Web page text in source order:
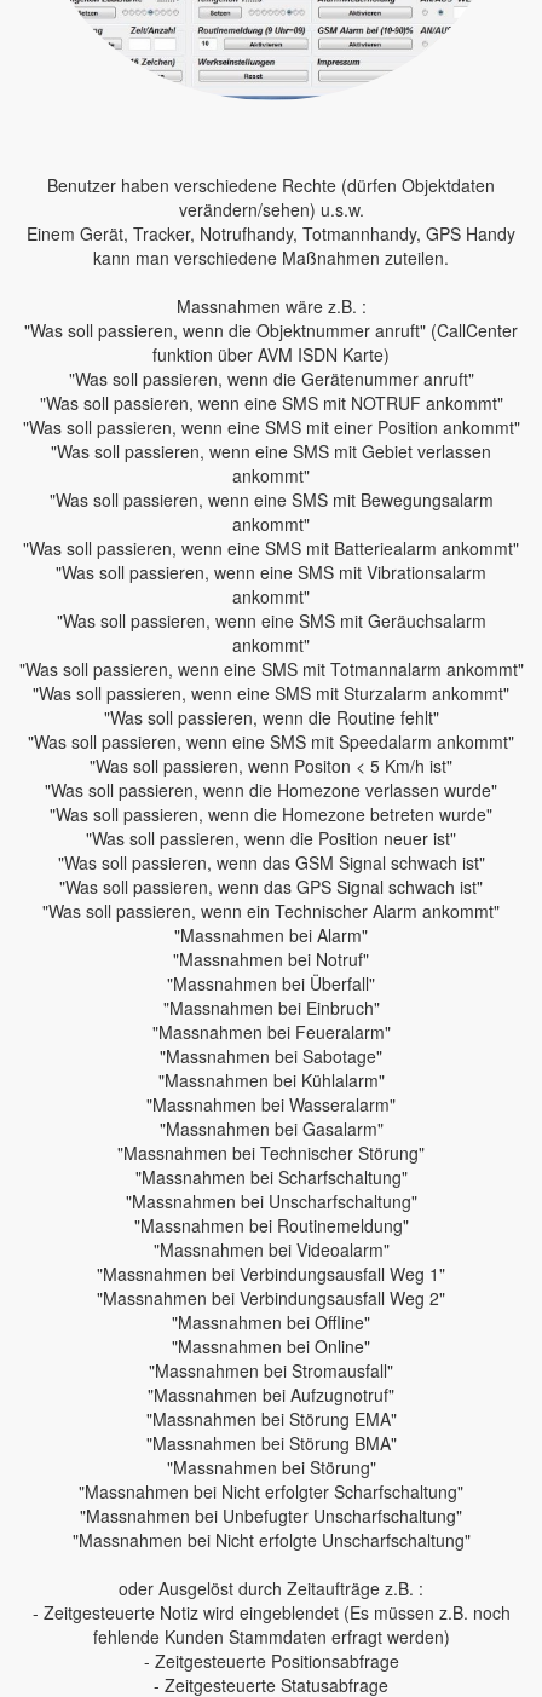
Benutzer haben verschiedene Rechte (dürfen Objektdaten
verändern/sehen) u.s.w.
Einem Gerät, Tracker, Notrufhandy, Totmannhandy, GPS Handy
kann man verschiedene Maßnahmen zuteilen.
Massnahmen wäre z.B. :
"Was soll passieren, wenn die Objektnummer anruft" (CallCenter
funktion über AVM ISDN Karte)
"Was soll passieren, wenn die Gerätenummer anruft"
"Was soll passieren, wenn eine SMS mit NOTRUF ankommt"
"Was soll passieren, wenn eine SMS mit einer Position ankommt"
"Was soll passieren, wenn eine SMS mit Gebiet verlassen
ankommt"
"Was soll passieren, wenn eine SMS mit Bewegungsalarm
ankommt"
"Was soll passieren, wenn eine SMS mit Batteriealarm ankommt"
"Was soll passieren, wenn eine SMS mit Vibrationsalarm
ankommt"
"Was soll passieren, wenn eine SMS mit Geräuchsalarm
ankommt"
"Was soll passieren, wenn eine SMS mit Totmannalarm ankommt"
"Was soll passieren, wenn eine SMS mit Sturzalarm ankommt"
"Was soll passieren, wenn die Routine fehlt"
"Was soll passieren, wenn eine SMS mit Speedalarm ankommt"
"Was soll passieren, wenn Positon < 5 Km/h ist"
"Was soll passieren, wenn die Homezone verlassen wurde"
"Was soll passieren, wenn die Homezone betreten wurde"
"Was soll passieren, wenn die Position neuer ist"
"Was soll passieren, wenn das GSM Signal schwach ist"
"Was soll passieren, wenn das GPS Signal schwach ist"
"Was soll passieren, wenn ein Technischer Alarm ankommt"
"Massnahmen bei Alarm"
"Massnahmen bei Notruf"
"Massnahmen bei Überfall"
"Massnahmen bei Einbruch"
"Massnahmen bei Feueralarm"
"Massnahmen bei Sabotage"
"Massnahmen bei Kühlalarm"
"Massnahmen bei Wasseralarm"
"Massnahmen bei Gasalarm"
"Massnahmen bei Technischer Störung"
"Massnahmen bei Scharfschaltung"
"Massnahmen bei Unscharfschaltung"
"Massnahmen bei Routinemeldung"
"Massnahmen bei Videoalarm"
"Massnahmen bei Verbindungsausfall Weg 1"
"Massnahmen bei Verbindungsausfall Weg 2"
"Massnahmen bei Offline"
"Massnahmen bei Online"
"Massnahmen bei Stromausfall"
"Massnahmen bei Aufzugnotruf"
"Massnahmen bei Störung EMA"
"Massnahmen bei Störung BMA"
"Massnahmen bei Störung"
"Massnahmen bei Nicht erfolgter Scharfschaltung"
"Massnahmen bei Unbefugter Unscharfschaltung"
"Massnahmen bei Nicht erfolgte Unscharfschaltung"
oder Ausgelöst durch Zeitaufträge z.B. :
- Zeitgesteuerte Notiz wird eingeblendet (Es müssen z.B. noch
fehlende Kunden Stammdaten erfragt werden)
- Zeitgesteuerte Positionsabfrage
- Zeitgesteuerte Statusabfrage